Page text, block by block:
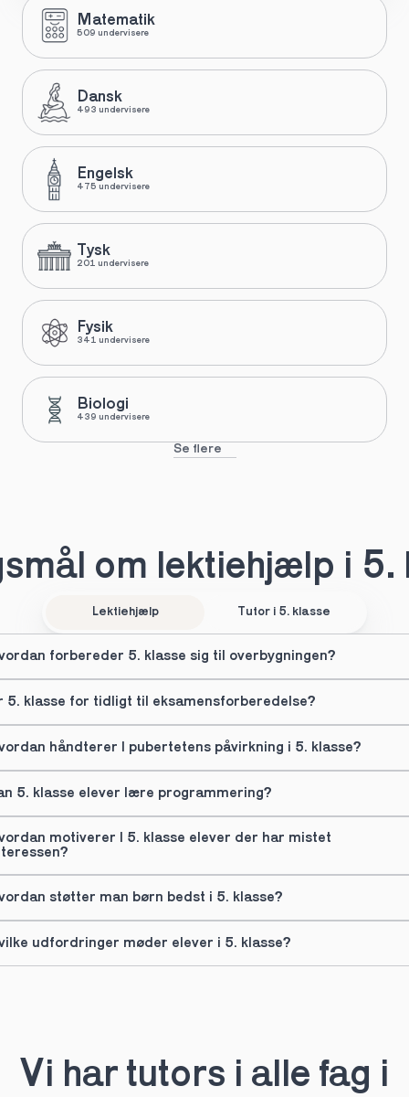
Matematik
509 undervisere
Dansk
493 undervisere
Engelsk
475 undervisere
Tysk
201 undervisere
Fysik
341 undervisere
Biologi
439 undervisere
Se flere
om lektiehjælp i 5.
Lektiehjælp Tutor i 5. klasse
forbereder 5. klasse sig til overbygningen?
5. klasse for tidligt til eksamensforberedelse?
håndterer I pubertetens påvirkning i 5. klasse?
5. klasse elever lære programmering?
motiverer I 5. klasse elever der har mistet
støtter man børn bedst i 5. klasse?
udfordringer møder elever i 5. klasse?
Vi har tutors i alle fag i